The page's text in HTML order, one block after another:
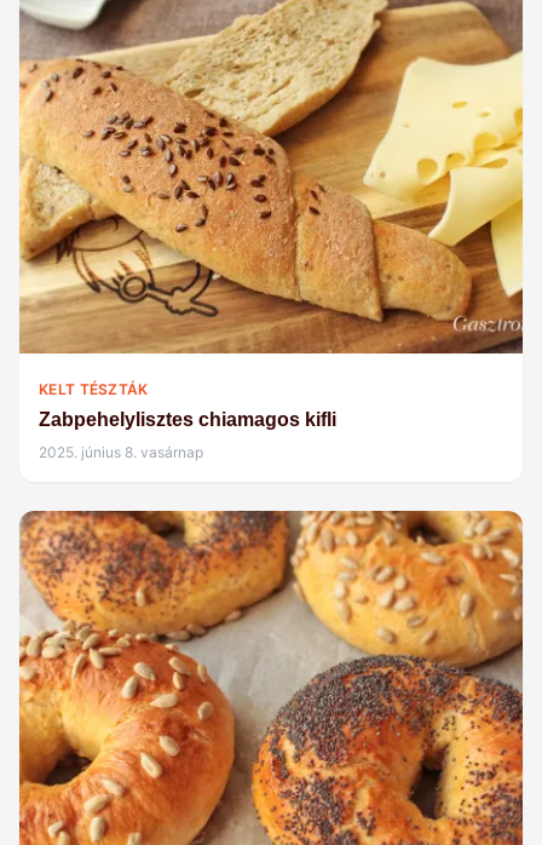
KELT TÉSZTÁK
Zabpehelylisztes chiamagos kifli
2025. június 8. vasárnap